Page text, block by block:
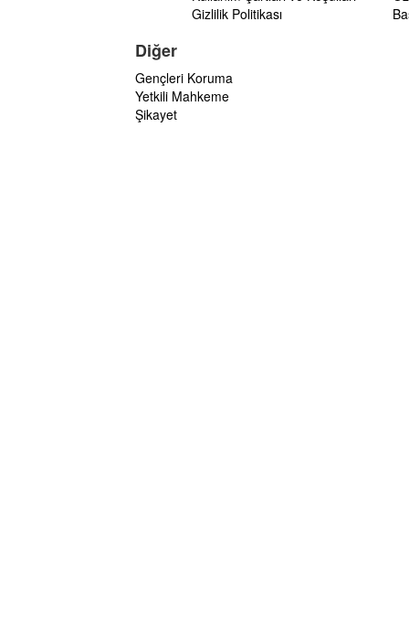
Gizlilik Politikası
Diğer
Gençleri Koruma
Yetkili Mahkeme
Şikayet